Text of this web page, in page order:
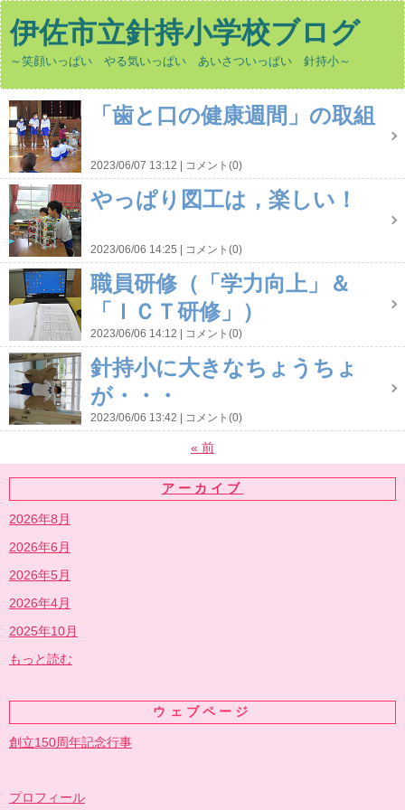
伊佐市立針持小学校ブログ
～笑顔いっぱい やる気いっぱい あいさついっぱい 針持小～
「歯と口の健康週間」の取組
2023/06/07 13:12 コメント(0)
やっぱり図工は，楽しい！
2023/06/06 14:25 コメント(0)
職員研修（「学力向上」＆
「ＩＣＴ研修」）
2023/06/06 14:12 コメント(0)
針持小に大きなちょうちょ
が・・・
2023/06/06 13:42 コメント(0)
« 前
アーカイブ
2026年8月
2026年6月
2026年5月
2026年4月
2025年10月
もっと読む
ウェブページ
創立150周年記念行事
プロフィール